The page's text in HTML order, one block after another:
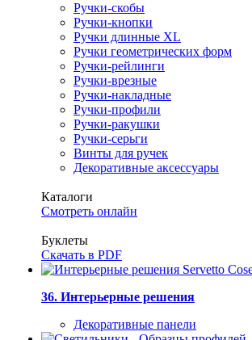
Ручки-скобы
Ручки-кнопки
Ручки длинные XL
Ручки геометрических форм
Ручки-рейлинги
Ручки-врезные
Ручки-накладные
Ручки-профили
Ручки-ракушки
Ручки-серьги
Винты для ручек
Декоративные аксессуары
Каталоги
Смотреть онлайн
Буклеты
Скачать в PDF
36. Интерьерные решения
Декоративные панели